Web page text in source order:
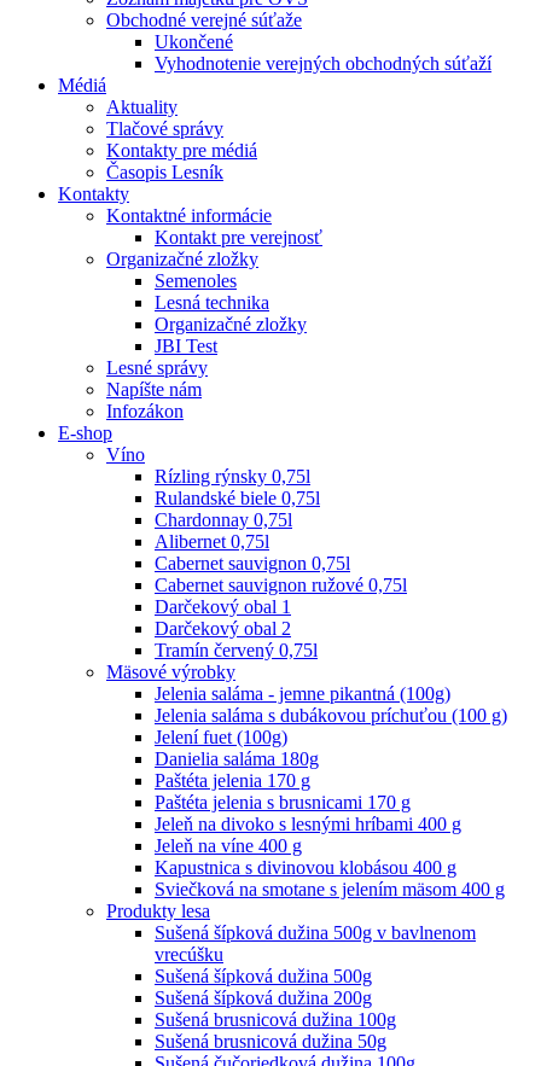
Obchodné verejné súťaže
Ukončené
Vyhodnotenie verejných obchodných súťaží
Médiá
Aktuality
Tlačové správy
Kontakty pre médiá
Časopis Lesník
Kontakty
Kontaktné informácie
Kontakt pre verejnosť
Organizačné zložky
Semenoles
Lesná technika
Organizačné zložky
JBI Test
Lesné správy
Napíšte nám
Infozákon
E-shop
Víno
Rízling rýnsky 0,75l
Rulandské biele 0,75l
Chardonnay 0,75l
Alibernet 0,75l
Cabernet sauvignon 0,75l
Cabernet sauvignon ružové 0,75l
Darčekový obal 1
Darčekový obal 2
Tramín červený 0,75l
Mäsové výrobky
Jelenia saláma - jemne pikantná (100g)
Jelenia saláma s dubákovou príchuťou (100 g)
Jelení fuet (100g)
Danielia saláma 180g
Paštéta jelenia 170 g
Paštéta jelenia s brusnicami 170 g
Jeleň na divoko s lesnými hríbami 400 g
Jeleň na víne 400 g
Kapustnica s divinovou klobásou 400 g
Sviečková na smotane s jelením mäsom 400 g
Produkty lesa
Sušená šípková dužina 500g v bavlnenom
vrecúšku
Sušená šípková dužina 500g
Sušená šípková dužina 200g
Sušená brusnicová dužina 100g
Sušená brusnicová dužina 50g